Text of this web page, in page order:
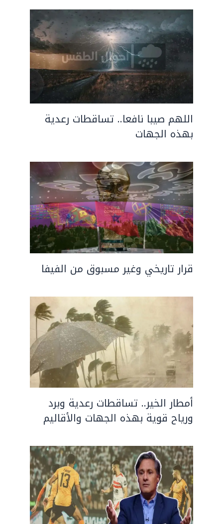
اللهم صيبا نافعا.. تساقطات رعدية
بهذه الجهات
قرار تاريخي وغير مسبوق من الفيفا
أمطار الخير.. تساقطات رعدية وبرد
ورياح قوية بهذه الجهات والأقاليم